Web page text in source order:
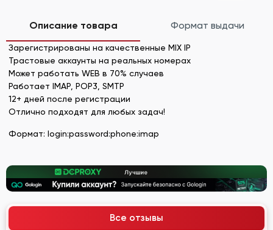
Описание товара Формат выдачи
Зарегистрированы на качественные MIX IP
Трастовые аккаунты на реальных номерах
Может работать WEB в 70% случаев
Работает IMAP, POP3, SMTP
12+ дней после регистрации
Отлично подходят для любых задач!
Формат: login:password:phone:imap
Все отзывы